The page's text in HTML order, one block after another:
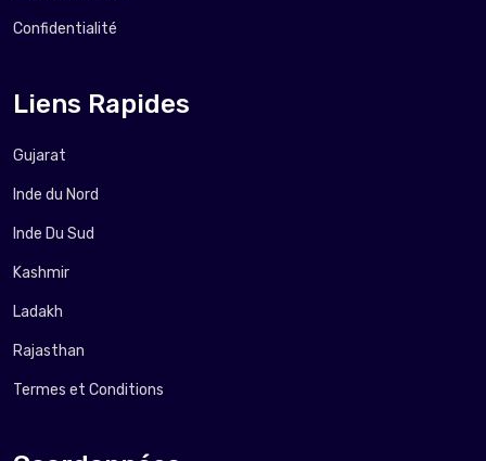
Confidentialité
Liens Rapides
Gujarat
Inde du Nord
Inde Du Sud
Kashmir
Ladakh
Rajasthan
Termes et Conditions